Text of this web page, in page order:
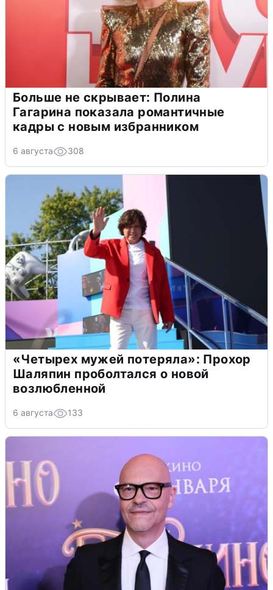
Больше не скрывает: Полина
Гагарина показала романтичные
кадры с новым избранником
6 августа 308
«Четырех мужей потеряла»: Прохор
Шаляпин проболтался о новой
возлюбленной
6 августа 133